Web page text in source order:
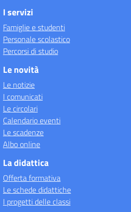
I servizi
Famiglie e studenti
Personale scolastico
Percorsi di studio
Le novità
Le notizie
I comunicati
Le circolari
Calendario eventi
Le scadenze
Albo online
La didattica
Offerta formativa
Le schede didattiche
I progetti delle classi